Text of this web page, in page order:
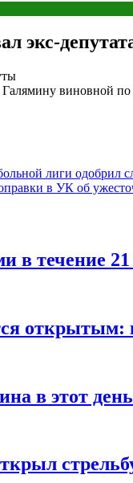
экс-
виновной
лиги одобрил
в УК об
в течение 21
открытым:
в этот